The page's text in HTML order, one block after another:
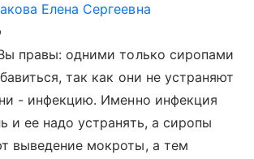
Елена Сергеевна
правы: одними только сиропами
так как они не устраняют
- инфекцию. Именно инфекция
и ее надо устранять, а сиропы
выведение мокроты, а тем